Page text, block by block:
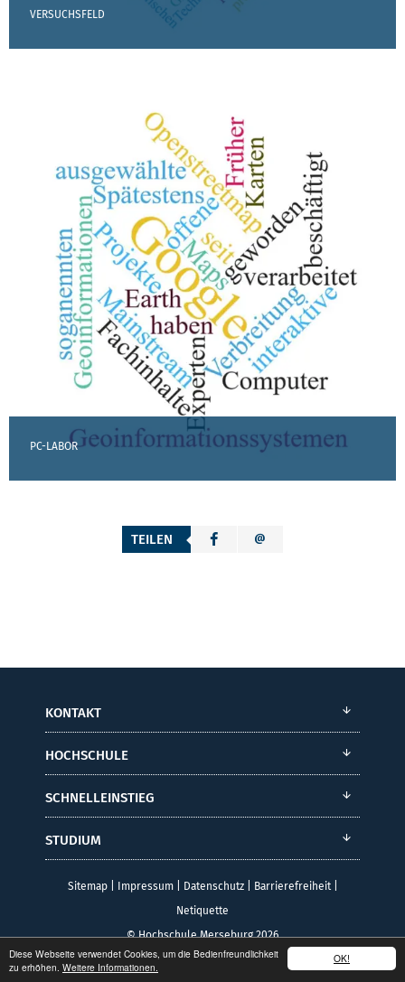
OK!
Diese Webseite verwendet Cookies, um die Bedienfreundlichkeit
zu erhöhen. Weitere Informationen.
VERSUCHSFELD
PC-LABOR
TEILEN
KONTAKT
HOCHSCHULE
SCHNELLEINSTIEG
STUDIUM
Sitemap| Impressum| Datenschutz| Barrierefreiheit|
Netiquette
© Hochschule Merseburg 2026